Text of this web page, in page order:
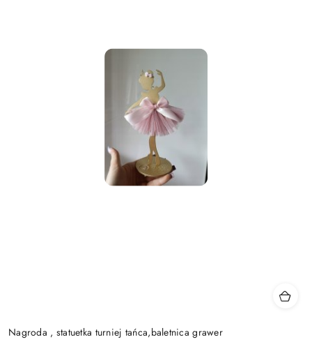
Nagroda , statuetka turniej tańca,baletnica grawer